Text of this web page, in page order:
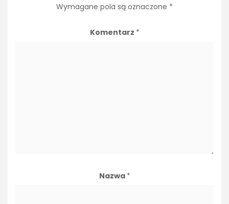
Wymagane pola są oznaczone *
Komentarz *
Nazwa *